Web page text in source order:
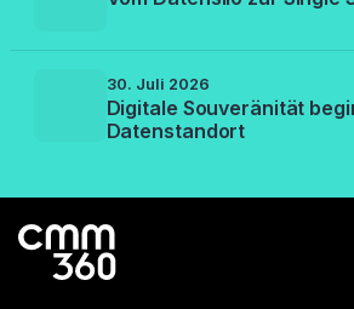
30. Juli 2026
Digitale Souveränität
Datenstandort